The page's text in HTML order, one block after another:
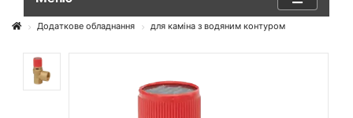
Додаткове обладнання для каміна з водяним контуром